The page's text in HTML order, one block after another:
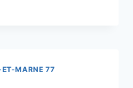
ET-MARNE 77